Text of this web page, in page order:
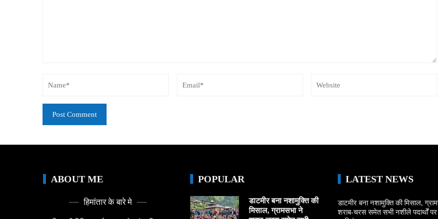
ABOUT ME
हिमांतार के बारे मे
POPULAR
डाटमीर बना नशामुक्ति की
मिसाल, ग्रामसभा ने
LATEST NEWS
डाटमीर बना नशामुक्ति की मिसाल,
शराब-चरस समेत सभी नशीले पदार्थों पर